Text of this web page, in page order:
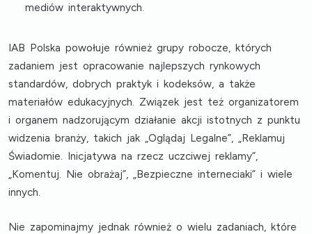
mediów interaktywnych.
IAB Polska powołuje również grupy robocze, których
zadaniem jest opracowanie najlepszych rynkowych
standardów, dobrych praktyk i kodeksów, a także
materiałów edukacyjnych. Związek jest też organizatorem
i organem nadzorującym działanie akcji istotnych z punktu
widzenia branży, takich jak „Oglądaj Legalne”, „Reklamuj
Świadomie. Inicjatywa na rzecz uczciwej reklamy”,
„Komentuj. Nie obrażaj”, „Bezpieczne interneciaki” i wiele
innych.
Nie zapominajmy jednak również o wielu zadaniach, które